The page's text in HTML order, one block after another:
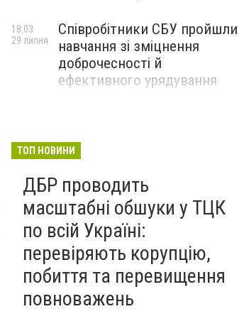
Співробітники СБУ пройшли
навчання зі зміцнення
доброчесності й
ефективного урядування
18:03
29 липня
війська: у CENTCOM
всіх ракет
ТОП НОВИНИ
ДБР проводить
масштабні обшуки у ТЦК
по всій Україні:
перевіряють корупцію,
побиття та перевищення
повноважень